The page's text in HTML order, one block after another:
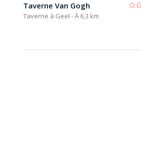
Taverne Van Gogh
Taverne à Geel - À 6,3 km